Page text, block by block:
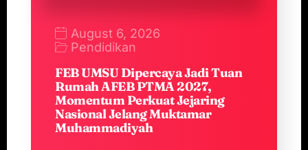
August 6, 2026
Pendidikan
FEB UMSU Dipercaya Jadi Tuan
Rumah AFEB PTMA 2027,
Momentum Perkuat Jejaring
Nasional Jelang Muktamar
Muhammadiyah